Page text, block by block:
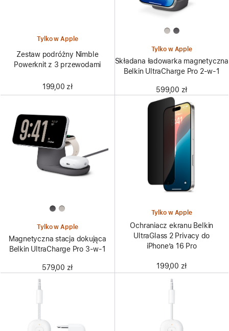
Tylko w Apple
Zestaw podróżny Nimble
Powerknit z 3 przewodami
199,00 zł
Tylko w Apple
Składana ładowarka magnetyczna
Belkin UltraCharge Pro 2-w-1
599,00 zł
Tylko w Apple
Magnetyczna stacja dokująca
Belkin UltraCharge Pro 3-w-1
579,00 zł
Tylko w Apple
Ochraniacz ekranu Belkin
UltraGlass 2 Privacy do
iPhone’a 16 Pro
199,00 zł